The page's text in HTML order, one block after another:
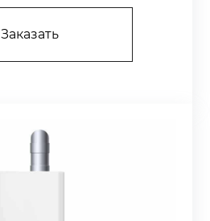
Заказать